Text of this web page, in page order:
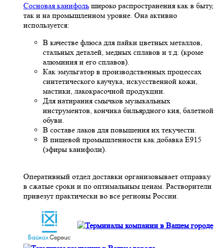
Сосновая канифоль широко распространения как в быту,
так и на промышленном уровне. Она активно
используется:
В качестве флюса для пайки цветных металлов,
стальных деталей, медных сплавов и т.д. (кроме
алюминия и его сплавов).
Как эмульгатор в производственных процессах
синтетического каучука, искусственной кожи,
мастики, лакокрасочной продукции.
Для натирания смычков музыкальных
инструментов, кончика бильярдного кия, балетной
обуви.
В составе лаков для повышения их текучести.
В пищевой промышленности как добавка Е915
(эфиры канифоли).
Оперативный отдел доставки организовывает отправку
в сжатые сроки и по оптимальным ценам. Растворители
привезут практически во все регионы России.